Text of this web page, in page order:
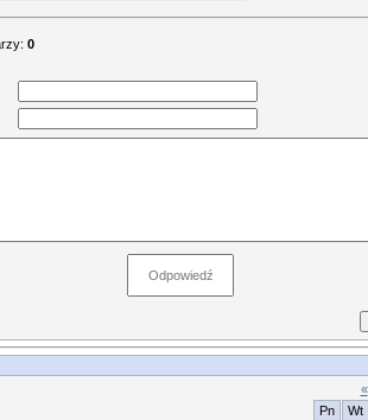
: 0
«
Pn
Wt